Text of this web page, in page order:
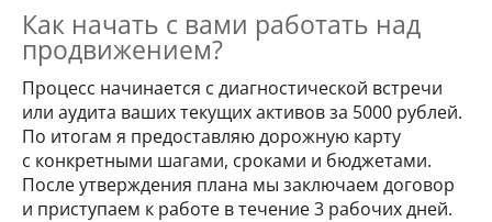
Как начать с вами работать над
продвижением?
Процесс начинается с диагностической встречи
или аудита ваших текущих активов за 5000 рублей.
По итогам я предоставляю дорожную карту
с конкретными шагами, сроками и бюджетами.
После утверждения плана мы заключаем договор
и приступаем к работе в течение 3 рабочих дней.